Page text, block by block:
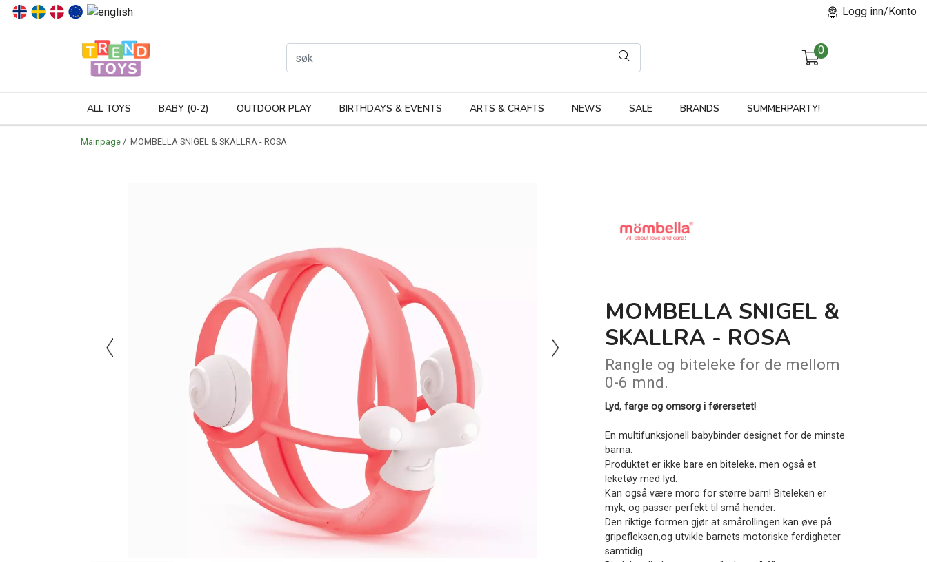
Logg inn/Konto
0
ALL TOYS BABY (0-2) OUTDOOR PLAY BIRTHDAYS & EVENTS ARTS & CRAFTS NEWS SALE BRANDS SUMMERPARTY!
Mainpage / MOMBELLA SNIGEL & SKALLRA - ROSA
MOMBELLA SNIGEL &
SKALLRA - ROSA
Rangle og biteleke for de mellom
0-6 mnd.
Lyd, farge og omsorg i førersetet!
En multifunksjonell babybinder designet for de minste
barna.
Produktet er ikke bare en biteleke, men også et
leketøy med lyd.
Kan også være moro for større barn! Biteleken er
myk, og passer perfekt til små hender.
Den riktige formen gjør at smårollingen kan øve på
gripefleksen,og utvikle barnets motoriske ferdigheter
samtidig.